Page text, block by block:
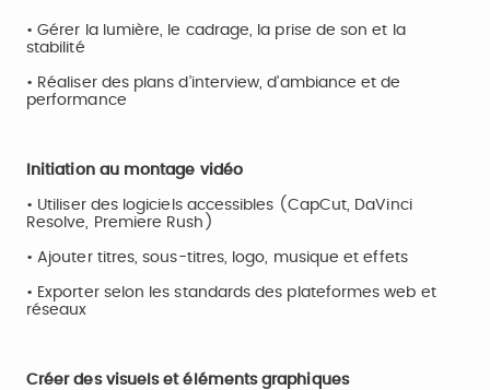
• Gérer la lumière, le cadrage, la prise de son et la
stabilité
• Réaliser des plans d’interview, d’ambiance et de
performance
Initiation au montage vidéo
• Utiliser des logiciels accessibles (CapCut, DaVinci
Resolve, Premiere Rush)
• Ajouter titres, sous-titres, logo, musique et effets
• Exporter selon les standards des plateformes web et
réseaux
Créer des visuels et éléments graphiques